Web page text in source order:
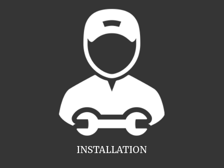
INSTALLATION